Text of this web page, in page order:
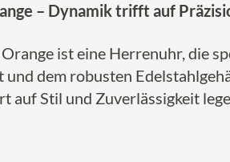
– Dynamik trifft auf
ist eine Herrenuhr, die
dem robusten
auf Stil und Zuverlässigkeit